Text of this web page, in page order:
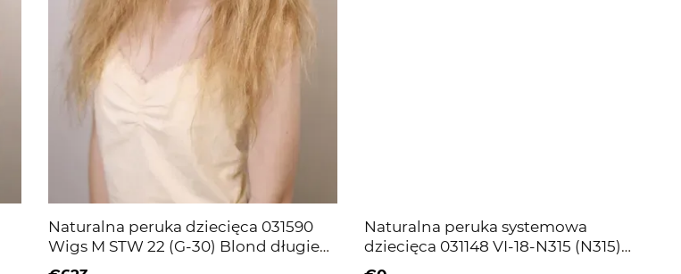
Naturalna peruka dziecięca 031590
Wigs M STW 22 (G-30) Blond długie
włosy
Naturalna peruka systemowa
dziecięca 031148 VI-18-N315 (N315)
blond długie włosy